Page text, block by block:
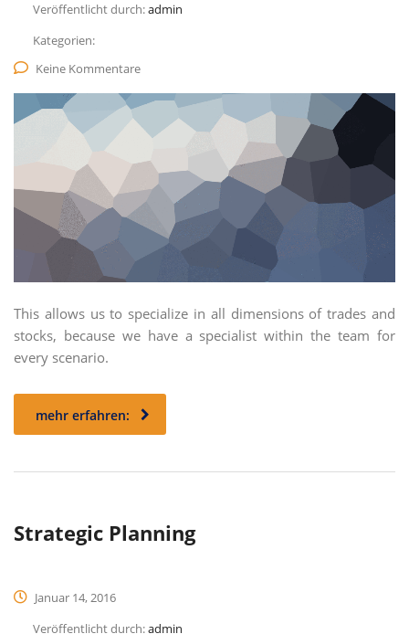
Veröffentlicht durch:admin
Kategorien:
Keine Kommentare
This allows us to specialize in all dimensions of trades and
stocks, because we have a specialist within the team for
every scenario.
mehr erfahren:
Strategic Planning
Januar 14, 2016
Veröffentlicht durch:admin